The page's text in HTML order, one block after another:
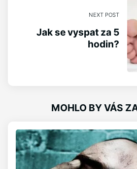
NEXT POST
Jak se vyspat za 5
hodin?
MOHLO BY VÁS